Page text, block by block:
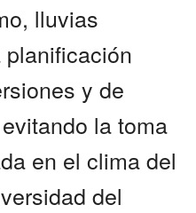
lluvias
y de
la toma
en el clima del
del